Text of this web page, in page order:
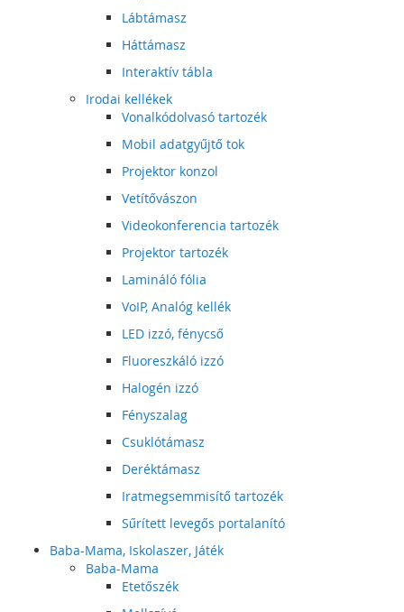
Lábtámasz
Háttámasz
Interaktív tábla
Irodai kellékek
Vonalkódolvasó tartozék
Mobil adatgyűjtő tok
Projektor konzol
Vetítővászon
Videokonferencia tartozék
Projektor tartozék
Lamináló fólia
VoIP, Analóg kellék
LED izzó, fénycső
Fluoreszkáló izzó
Halogén izzó
Fényszalag
Csuklótámasz
Deréktámasz
Iratmegsemmisítő tartozék
Sűrített levegős portalanító
Baba-Mama, Iskolaszer, Játék
Baba-Mama
Etetőszék